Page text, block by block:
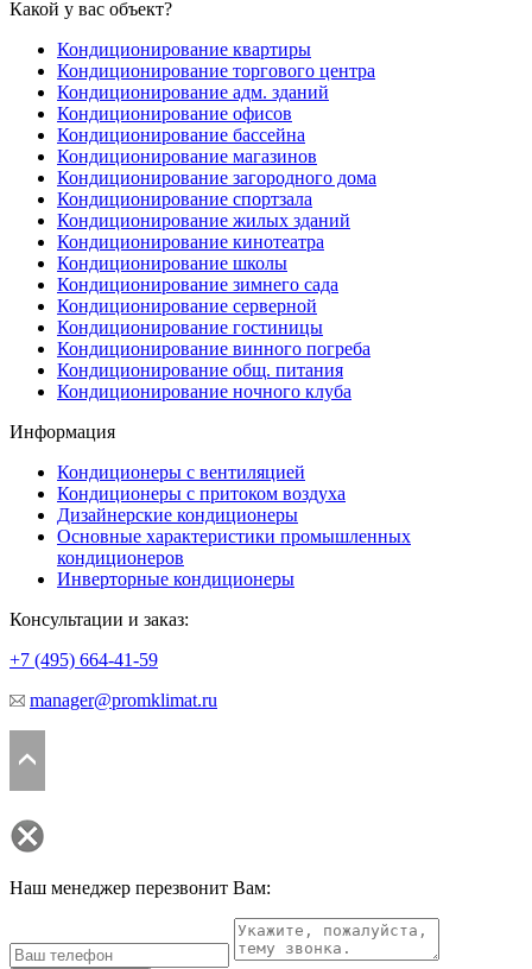
Какой у вас объект?
Кондиционирование квартиры
Кондиционирование торгового центра
Кондиционирование адм. зданий
Кондиционирование офисов
Кондиционирование бассейна
Кондиционирование магазинов
Кондиционирование загородного дома
Кондиционирование спортзала
Кондиционирование жилых зданий
Кондиционирование кинотеатра
Кондиционирование школы
Кондиционирование зимнего сада
Кондиционирование серверной
Кондиционирование гостиницы
Кондиционирование винного погреба
Кондиционирование общ. питания
Кондиционирование ночного клуба
Информация
Кондиционеры с вентиляцией
Кондиционеры с притоком воздуха
Дизайнерские кондиционеры
Основные характеристики промышленных
кондиционеров
Инверторные кондиционеры
Консультации и заказ:
+7 (495) 664-41-59
manager@promklimat.ru
Наш менеджер перезвонит Вам: